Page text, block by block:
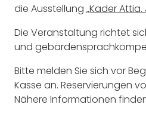
die Ausstellung „Kader Attia.
Die Veranstaltung richtet
und
Bitte melden Sie sich vor
Kasse an. Reservierungen
Nähere Informationen